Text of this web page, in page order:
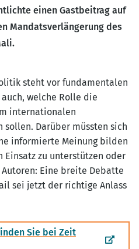
einen Gastbeitrag auf
Mandatsverlängerung des
steht vor fundamentalen
welche Rolle die
internationalen
sollen. Darüber müssten sich
informierte Meinung bilden
Einsatz zu unterstützen oder
Eine breite Debatte
sei jetzt der richtige Anlass
Sie bei Zeit